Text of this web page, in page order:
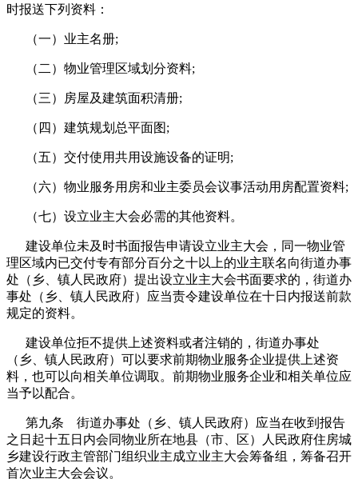
时报送下列资料：
（一）业主名册;
（二）物业管理区域划分资料;
（三）房屋及建筑面积清册;
（四）建筑规划总平面图;
（五）交付使用共用设施设备的证明;
（六）物业服务用房和业主委员会议事活动用房配置资料;
（七）设立业主大会必需的其他资料。
建设单位未及时书面报告申请设立业主大会，同一物业管
理区域内已交付专有部分百分之十以上的业主联名向街道办事
处（乡、镇人民政府）提出设立业主大会书面要求的，街道办
事处（乡、镇人民政府）应当责令建设单位在十日内报送前款
规定的资料。
建设单位拒不提供上述资料或者注销的，街道办事处
（乡、镇人民政府）可以要求前期物业服务企业提供上述资
料，也可以向相关单位调取。前期物业服务企业和相关单位应
当予以配合。
第九条 街道办事处（乡、镇人民政府）应当在收到报告
之日起十五日内会同物业所在地县（市、区）人民政府住房城
乡建设行政主管部门组织业主成立业主大会筹备组，筹备召开
首次业主大会会议。